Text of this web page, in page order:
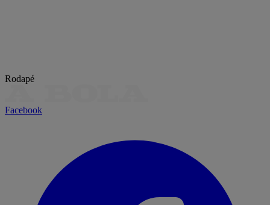
Rodapé
Facebook